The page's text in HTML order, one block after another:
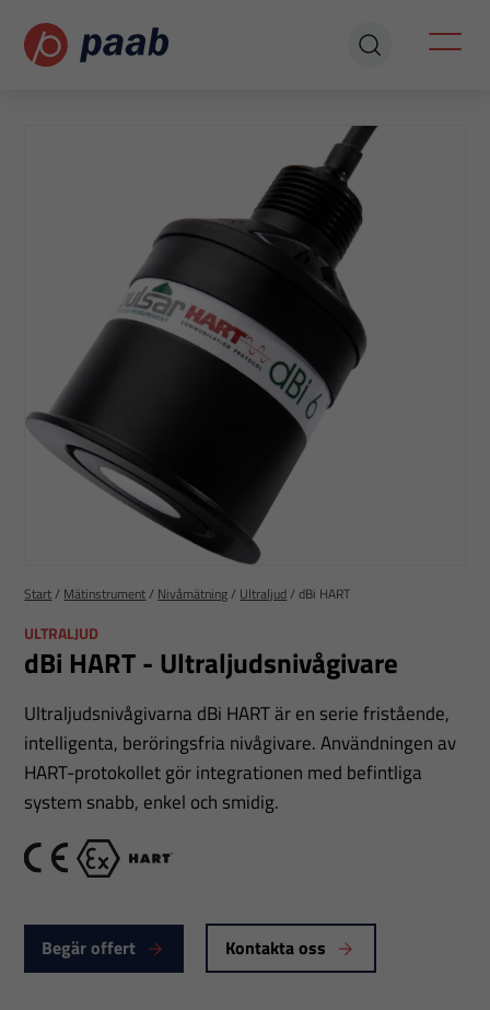
Start/ Mätinstrument/ Nivåmätning/ Ultraljud/dBi HART
ULTRALJUD
dBi HART - Ultraljudsnivågivare
Ultraljudsnivågivarna dBi HART är en serie fristående,
intelligenta, beröringsfria nivågivare. Användningen av
HART-protokollet gör integrationen med befintliga
system snabb, enkel och smidig.
CE Ex Hart
Begär offert Kontakta oss